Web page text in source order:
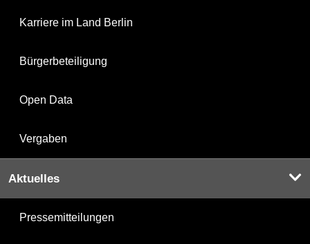
Karriere im Land Berlin
Bürgerbeteiligung
Open Data
Vergaben
Aktuelles
Pressemitteilungen